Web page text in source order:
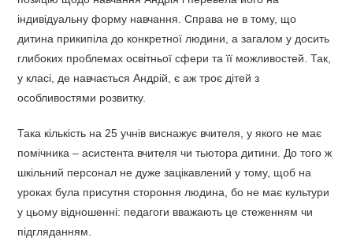
індивідуальну форму навчання. Справа не в тому, що
дитина прикипіла до конкретної людини, а загалом у досить
глибоких проблемах освітньої сфери та її можливостей. Так,
у класі, де навчається Андрій, є аж троє дітей з
особливостями розвитку.
Така кількість на 25 учнів виснажує вчителя, у якого не має
помічника – асистента вчителя чи тьютора дитини. До того ж
шкільний персонал не дуже зацікавлений у тому, щоб на
уроках була присутня стороння людина, бо не має культури
у цьому відношенні: педагоги вважають це стеженням чи
підгляданням.